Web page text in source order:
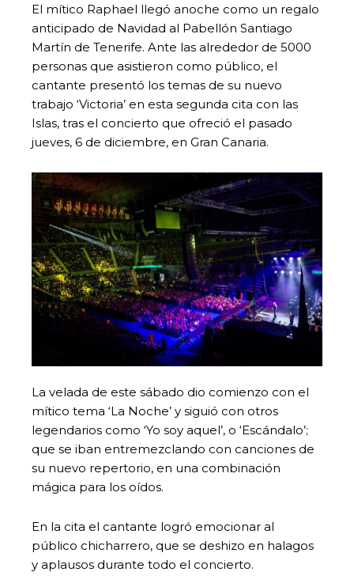
El mítico Raphael llegó anoche como un regalo
anticipado de Navidad al Pabellón Santiago
Martín de Tenerife. Ante las alrededor de 5000
personas que asistieron como público, el
cantante presentó los temas de su nuevo
trabajo ‘Victoria’ en esta segunda cita con las
Islas, tras el concierto que ofreció el pasado
jueves, 6 de diciembre, en Gran Canaria.
La velada de este sábado dio comienzo con el
mítico tema ‘La Noche’ y siguió con otros
legendarios como ‘Yo soy aquel’, o ‘Escándalo’;
que se iban entremezclando con canciones de
su nuevo repertorio, en una combinación
mágica para los oídos.
En la cita el cantante logró emocionar al
público chicharrero, que se deshizo en halagos
y aplausos durante todo el concierto.